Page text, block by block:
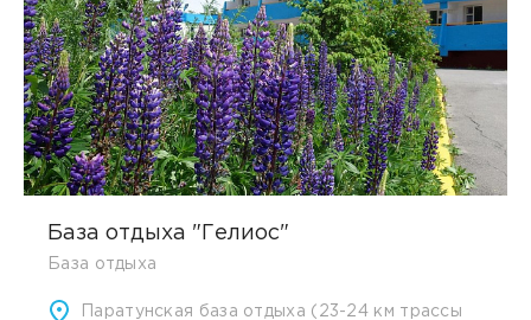
База отдыха "Гелиос"
База отдыха
Паратунская база отдыха (23-24 км трассы